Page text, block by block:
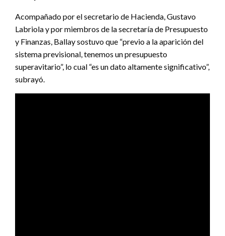
Acompañado por el secretario de Hacienda, Gustavo
Labriola y por miembros de la secretaría de Presupuesto
y Finanzas, Ballay sostuvo que “previo a la aparición del
sistema previsional, tenemos un presupuesto
superavitario”, lo cual “es un dato altamente significativo”,
subrayó.